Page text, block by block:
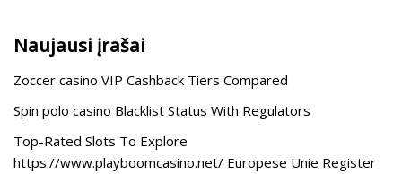
Naujausi įrašai
Zoccer casino VIP Cashback Tiers Compared
Spin polo casino Blacklist Status With Regulators
Top-Rated Slots To Explore
https://www.playboomcasino.net/ Europese Unie Register